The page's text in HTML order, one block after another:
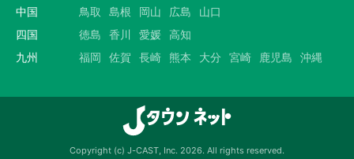
中国
鳥取 島根 岡山 広島
山口
四国
徳島 香川 愛媛 高知
九州
福岡 佐賀 長崎 熊本 大分 宮崎 鹿児島 沖縄
Copyright (c) J-CAST, Inc. 2026. All rights reserved.